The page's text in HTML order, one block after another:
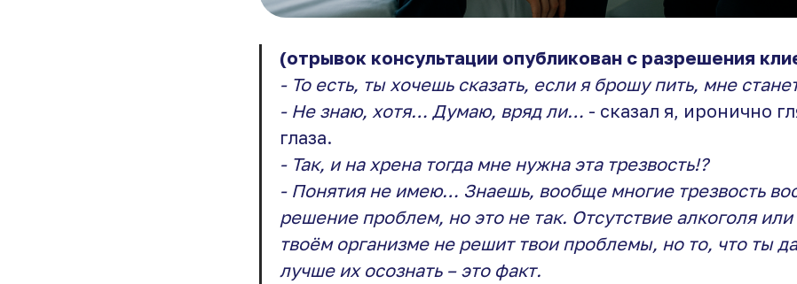
(отрывок консультации опубликован с разрешения
- То есть, ты хочешь сказать, если я брошу пить, мне
- Не знаю, хотя… Думаю, вряд ли… - сказал я, иронично
глаза.
- Так, и на хрена тогда мне нужна эта трезвость!?
- Понятия не имею… Знаешь, вообще многие трезвость
решение проблем, но это не так. Отсутствие алкоголя или
твоём организме не решит твои проблемы, но то, что ты
лучше их осознать – это факт.